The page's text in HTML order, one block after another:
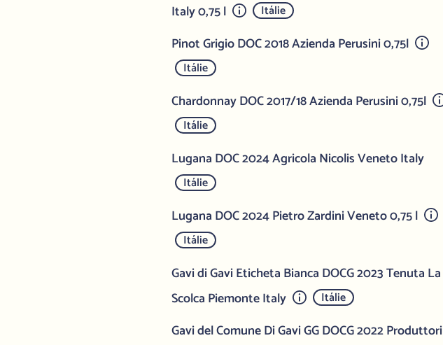
Italy 0,75 l
Itálie
Pinot Grigio DOC 2018 Azienda Perusini 0,75l
Itálie
Chardonnay DOC 2017/18 Azienda Perusini 0,75l
Itálie
Lugana DOC 2024 Agricola Nicolis Veneto Italy
Itálie
Lugana DOC 2024 Pietro Zardini Veneto 0,75 l
Itálie
Gavi di Gavi Eticheta Bianca DOCG 2023 Tenuta La
Scolca Piemonte Italy
Itálie
Gavi del Comune Di Gavi GG DOCG 2022 Produttori